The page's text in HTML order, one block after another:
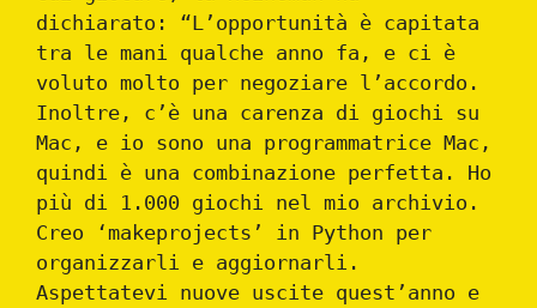
dichiarato: “L’opportunità è capitata
tra le mani qualche anno fa, e ci è
voluto molto per negoziare l’accordo.
Inoltre, c’è una carenza di giochi su
Mac, e io sono una programmatrice Mac,
quindi è una combinazione perfetta. Ho
più di 1.000 giochi nel mio archivio.
Creo ‘makeprojects’ in Python per
organizzarli e aggiornarli.
Aspettatevi nuove uscite quest’anno e